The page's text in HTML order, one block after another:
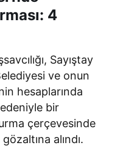
4
Sayıştay
ve onun
hesaplarında
bir
çerçevesinde
alındı.